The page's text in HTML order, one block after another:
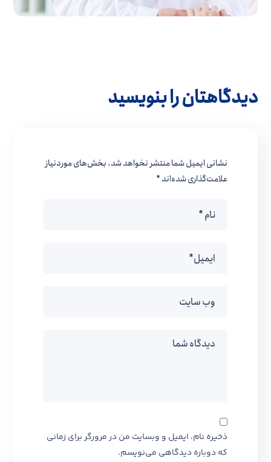
درمانگاه
دیدگاهتان را بنویسید
نشانی ایمیل شما منتشر نخواهد شد.بخش‌های موردنیاز
علامت‌گذاری شده‌اند*
ذخیره نام، ایمیل و وبسایت من در مرورگر برای زمانی
که دوباره دیدگاهی می‌نویسم.